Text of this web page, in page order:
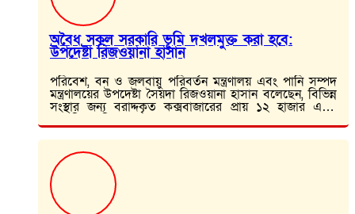
অবৈধ সকল সরকারি ভূমি দখলমুক্ত করা হবে:
উপদেষ্টা রিজওয়ানা হাসান
পরিবেশ, বন ও জলবায়ু পরিবর্তন মন্ত্রণালয় এবং পানি সম্পদ
মন্ত্রণালয়ের উপদেষ্টা সৈয়দা রিজওয়ানা হাসান বলেছেন, বিভিন্ন
সংস্থার জন্য বরাদ্দকৃত কক্সবাজারের প্রায় ১২ হাজার একর
বনভূমি বন বিভাগের কাছে ফেরত দেয়া…